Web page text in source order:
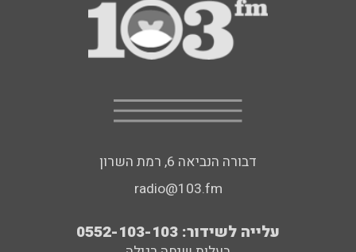
דבורה הנביאה 6, רמת השרון
radio@103.fm
עלייה לשידור: 0552-103-103